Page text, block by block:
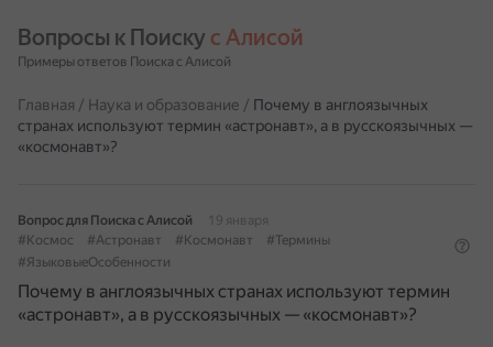
Вопросы к Поиску с Алисой
Примеры ответов Поиска с Алисой
Главная / Наука и образование / Почему в англоязычных
странах используют термин «астронавт», а в русскоязычных —
«космонавт»?
Вопрос для Поиска с Алисой
19 января
#Космос
#Астронавт #Космонавт
#Термины
#ЯзыковыеОсобенности
Почему в англоязычных странах используют термин
«астронавт», а в русскоязычных — «космонавт»?